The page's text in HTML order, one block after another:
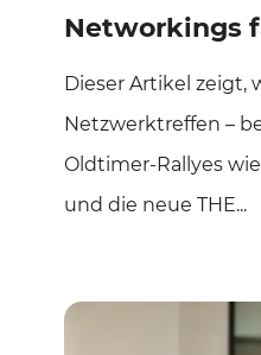
Networkings
Dieser Artikel zeigt,
Netzwerktreffen –
Oldtimer‑Rallyes
und die neue THE...